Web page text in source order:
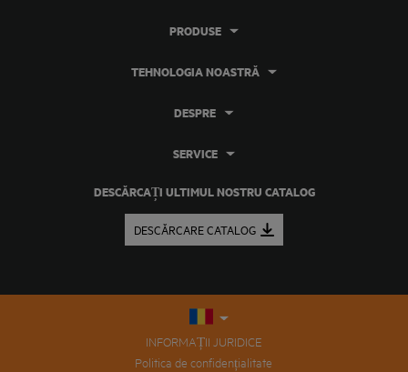
DESCĂRCAȚI ULTIMUL NOSTRU CATALOG
DESCĂRCARE CATALOG
PRODUSE
TEHNOLOGIA NOASTRĂ
DESPRE
SERVICE
INFORMAȚII JURIDICE
Politica de confidențialitate